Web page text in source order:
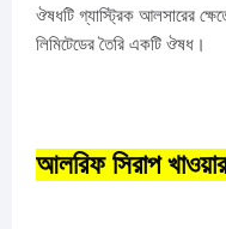
ঔষধটি গ্যাস্ট্রিক আলসারের
লিমিটেডের তৈরি একটি ঔষধ।
আলরিফ সিরাপ